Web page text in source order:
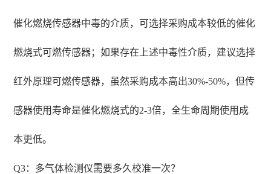
催化燃烧传感器中毒的介质，可选择采购成本较低的催化
燃烧式可燃传感器；如果存在上述中毒性介质，建议选择
红外原理可燃传感器，虽然采购成本高出30%-50%，但传
感器使用寿命是催化燃烧式的2-3倍，全生命周期使用成
本更低。
Q3：多气体检测仪需要多久校准一次？